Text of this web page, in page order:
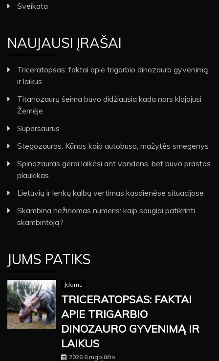
Sveikata
NAUJAUSI ĮRAŠAI
Triceratopsas: faktai apie trigarbio dinozauro gyvenimą
ir laikus
Titanozaurų šeima buvo didžiausia kada nors klajojusi
Žemėje
Supersaurus
Stegozauras: Kūnas kaip autobuso, mažytės smegenys
Spinozauras gerai laikėsi ant vandens, bet buvo prastas
plaukikas
Lietuvių ir lenkų kalbų vertimas kasdienėse situacijose
Skambina nežinomas numeris: kaip saugiai patikrinti
skambintoją?
JUMS PATIKS
Įdomu
TRICERATOPSAS: FAKTAI
APIE TRIGARBIO
DINOZAURO GYVENIMĄ IR
LAIKUS
2026 8 rugpjūčio